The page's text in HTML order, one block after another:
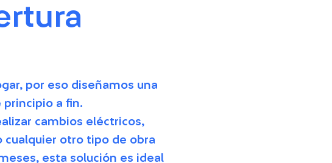
por eso diseñamos una
principio a fin.
cambios eléctricos,
cualquier otro tipo de obra
esta solución es ideal